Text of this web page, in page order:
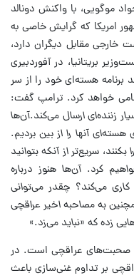
موگویی، با واکنش دونالد
امریکا که گرایش خاصی به
مقابل دیگران دارد،
بریتانیا، در آفوردبیری
برنامه هسته‌ای خود را از سر
خواهد کرد. ترامپ گفت:
زننده‌ای ارسال می‌کند.آن‌ها
هسته‌ای آنها را از بین بردیم.
بکنند، سریع‌تر از آنکه بتوانید
کرد. آن‌ها هنوز درباره
می‌کند؟ چقدر می‌توانی
به مصاحبه اخیر عراقچی
زده که «نباید می‌زد.»
صحبت‌های عراقچی است. در
بر تداوم غنی‌سازی باعث